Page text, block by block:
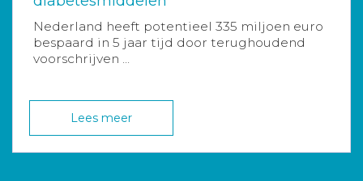
Nederland heeft potentieel 335 miljoen euro
bespaard in 5 jaar tijd door terughoudend
voorschrijven ...
Lees meer